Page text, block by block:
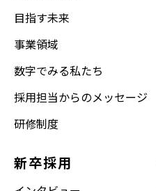
新卒採用
目指す未来
事業領域
数字でみる私たち
採用担当からのメッセージ
研修制度